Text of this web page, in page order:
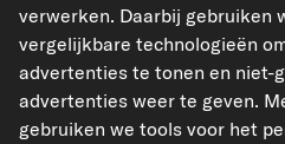
Betaling vooraf
verwerken. Daarbij gebruiken
vergelijkbare technologieën
advertenties te tonen en niet-
advertenties weer te geven.
gebruiken we tools voor het